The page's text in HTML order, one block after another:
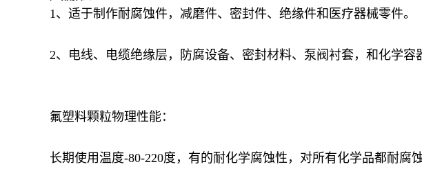
1、适于制作耐腐蚀件，减磨件、密封件、绝缘件和医疗器械零件。
2、电线、电缆绝缘层，防腐设备、密封材料、泵阀衬套，和化学容
氟塑料颗粒物理性能：
长期使用温度-80-220度，有的耐化学腐蚀性，对所有化学品都耐